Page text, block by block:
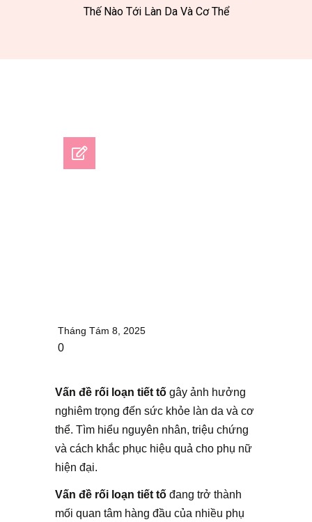
Thế Nào Tới Làn Da Và Cơ Thể
Tháng Tám 8, 2025
0
Vấn đề rối loạn tiết tố gây ảnh hưởng
nghiêm trọng đến sức khỏe làn da và cơ
thể. Tìm hiểu nguyên nhân, triệu chứng
và cách khắc phục hiệu quả cho phụ nữ
hiện đại.
Vấn đề rối loạn tiết tố đang trở thành
mối quan tâm hàng đầu của nhiều phụ